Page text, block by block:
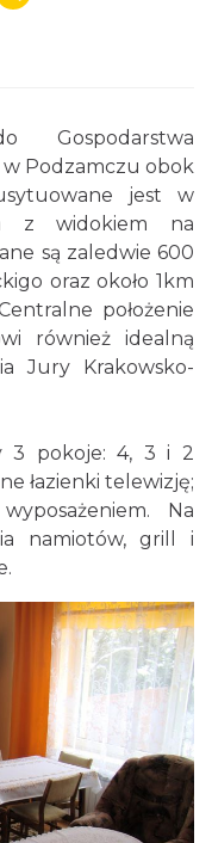
Gospodarstwa
Podzamczu obok
jest w
z widokiem na
są zaledwie 600
oraz około 1km
położenie
również idealną
Jury Krakowsko-
3 pokoje: 4, 3 i 2
łazienki telewizję;
Na
namiotów, grill i